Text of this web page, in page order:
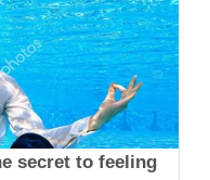
secret to feeling